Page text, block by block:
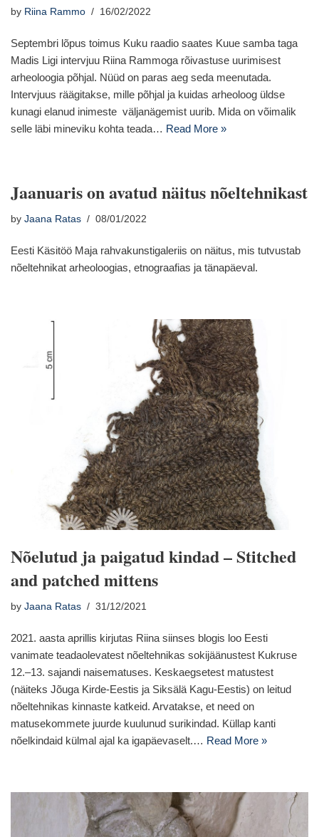
by Riina Rammo 16/02/2022
Septembri lõpus toimus Kuku raadio saates Kuue samba taga
Madis Ligi intervjuu Riina Rammoga rõivastuse uurimisest
arheoloogia põhjal. Nüüd on paras aeg seda meenutada.
Intervjuus räägitakse, mille põhjal ja kuidas arheoloog üldse
kunagi elanud inimeste väljanägemist uurib. Mida on võimalik
selle läbi mineviku kohta teada… Read More »
Jaanuaris on avatud näitus nõeltehnikast
by Jaana Ratas 08/01/2022
Eesti Käsitöö Maja rahvakunstigaleriis on näitus, mis tutvustab
nõeltehnikat arheoloogias, etnograafias ja tänapäeval.
Nõelutud ja paigatud kindad – Stitched
and patched mittens
by Jaana Ratas 31/12/2021
2021. aasta aprillis kirjutas Riina siinses blogis loo Eesti
vanimate teadaolevatest nõeltehnikas sokijäänustest Kukruse
12.–13. sajandi naisematuses. Keskaegsetest matustest
(näiteks Jõuga Kirde-Eestis ja Siksälä Kagu-Eestis) on leitud
nõeltehnikas kinnaste katkeid. Arvatakse, et need on
matusekommete juurde kuulunud surikindad. Küllap kanti
nõelkindaid külmal ajal ka igapäevaselt.… Read More »